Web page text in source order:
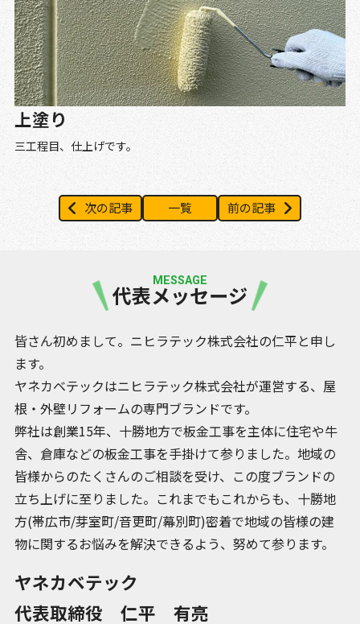
上塗り
三工程目、仕上げです。
次の記事 一覧 前の記事
代表メッセージ
MESSAGE
皆さん初めまして。ニヒラテック株式会社の仁平と申し
ます。
ヤネカベテックはニヒラテック株式会社が運営する、屋
根・外壁リフォームの専門ブランドです。
弊社は創業15年、十勝地方で板金工事を主体に住宅や牛
舎、倉庫などの板金工事を手掛けて参りました。地域の
皆様からのたくさんのご相談を受け、この度ブランドの
立ち上げに至りました。これまでもこれからも、十勝地
方(帯広市/芽室町/音更町/幕別町)密着で地域の皆様の建
物に関するお悩みを解決できるよう、努めて参ります。
ヤネカベテック
代表取締役 仁平 有亮